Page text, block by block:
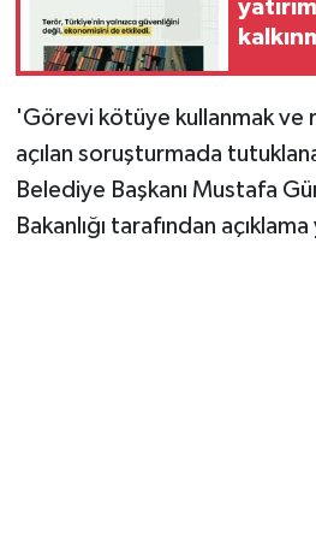
'Görevi kötüye kullanmak ve
açılan soruşturmada
Belediye Başkanı Mustafa
Bakanlığı tarafından açıklama
Sokak Hayvanlarını
Sonsöz Özel
Spor
Vasıta